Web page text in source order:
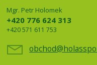
Mgr. Petr Holomek
+420 776 624 313
+420 571 611 753